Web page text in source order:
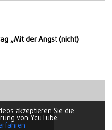
„Mit der Angst (nicht)
akzeptieren Sie die
von YouTube.